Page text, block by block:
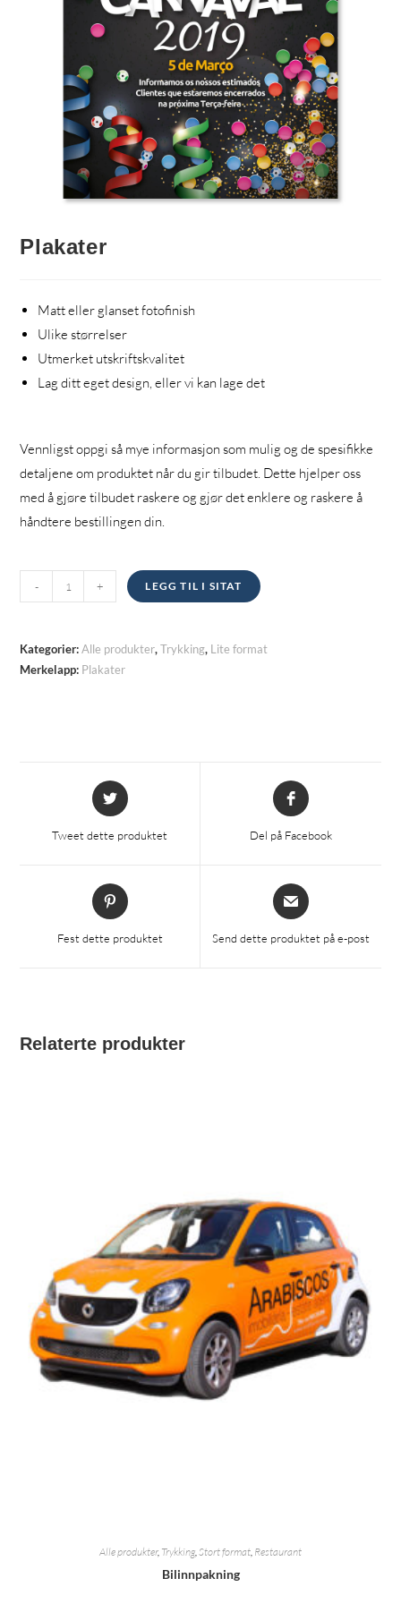
Plakater
Matt eller glanset fotofinish
Ulike størrelser
Utmerket utskriftskvalitet
Lag ditt eget design, eller vi kan lage det
Vennligst oppgi så mye informasjon som mulig og de spesifikke
detaljene om produktet når du gir tilbudet. Dette hjelper oss
med å gjøre tilbudet raskere og gjør det enklere og raskere å
håndtere bestillingen din.
kvantitet
- + LEGG TIL I SITAT
Kategorier:Alle produkter,Trykking, Lite format
Merkelapp: Plakater
Åpnes
i
Tweet dette produktet
Åpnes
i
nytt
Del på Facebook
Åpnes
i
Fest dette produktet
Åpnes
i
nytt
Send dette produktet på e-post
Relaterte produkter
Alle produkter, Trykking Stort format Restaurant
Bilinnpakning